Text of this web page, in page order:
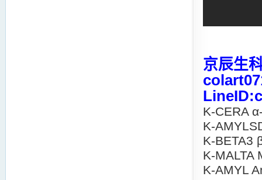
京辰生
K-CERA
K-
K-BETA3
K-MALTA
K-AMYL